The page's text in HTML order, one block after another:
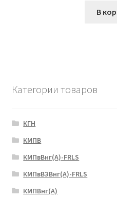
В
Категории товаров
КГН
КМПВ
КМПвВнг(А)-FRLS
КМПвВЭВнг(А)-FRLS
КМПВнг(А)